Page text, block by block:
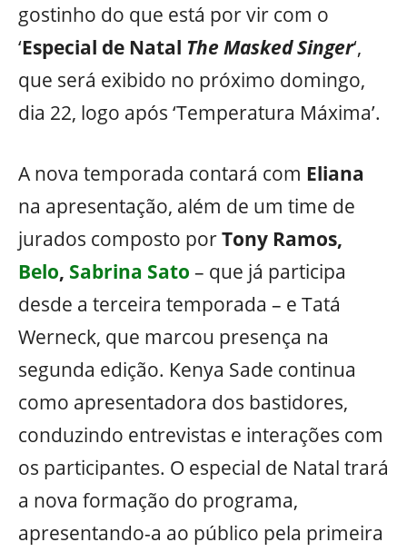
gostinho do que está por vir com o
‘Especial de Natal The Masked Singer‘,
que será exibido no próximo domingo,
dia 22, logo após ‘Temperatura Máxima’.
A nova temporada contará com Eliana
na apresentação, além de um time de
jurados composto porTony Ramos,
Belo, Sabrina Sato – que já participa
desde a terceira temporada – e Tatá
Werneck, que marcou presença na
segunda edição. Kenya Sade continua
como apresentadora dos bastidores,
conduzindo entrevistas e interações com
os participantes. O especial de Natal trará
a nova formação do programa,
apresentando-a ao público pela primeira